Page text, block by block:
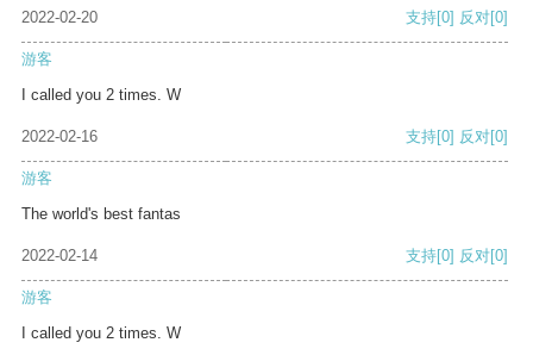
2022-02-20 支持[0] 反对[0]
游客
I called you 2 times. W
2022-02-16 支持[0] 反对[0]
游客
The world's best fantas
2022-02-14 支持[0] 反对[0]
游客
I called you 2 times. W